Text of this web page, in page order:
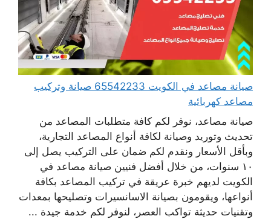
صيانة مصاعد في الكويت 65542233 صيانة وتركيب
مصاعد كهربائية
صيانة مصاعد، نوفر لكم كافة متطلبات المصاعد من
تحديث وتوريد وصيانة لكافة أنواع المصاعد التجارية،
وبأقل الأسعار ونقدم لكم ضمان على التركيب يصل إلى
١٠ سنوات، من خلال أفضل فنيين صيانة مصاعد في
الكويت لديهم خبرة عريقة في تركيب المصاعد بكافة
أنواعها، ويقومون بصيانة الاسانسيرات وتصليحها بمعدات
وتقنيات حديثة تواكب العصر، لنوفر لكم خدمة جيدة ...